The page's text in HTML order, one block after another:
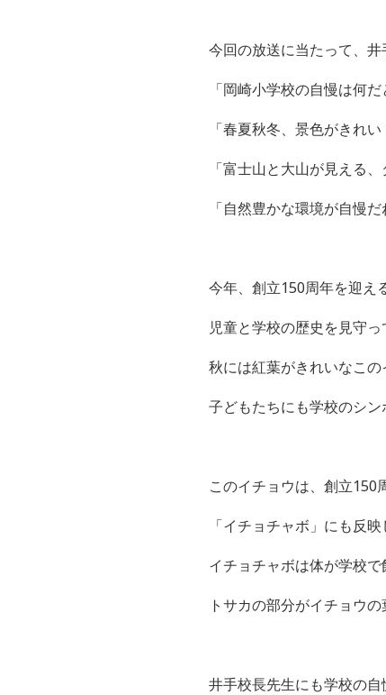
今回の放送に当たって、
「岡崎小学校の自慢は何
「春夏秋冬、景色がきれい
「富士山と大山が見える
「自然豊かな環境が自慢
今年、創立150周年を迎え
児童と学校の歴史を見守
秋には紅葉がきれいなこの
子どもたちにも学校のシン
このイチョウは、創立150
「イチョチャボ」にも反映
イチョチャボは体が学校で
トサカの部分がイチョウの
井手校長先生にも学校の自